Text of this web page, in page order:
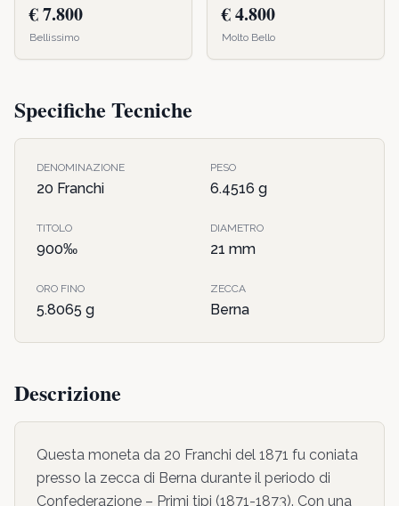
€ 7.800
Bellissimo
€ 4.800
Molto Bello
Specifiche Tecniche
DENOMINAZIONE
20 Franchi
PESO
6.4516 g
TITOLO
900‰
DIAMETRO
21 mm
ORO FINO
5.8065 g
ZECCA
Berna
Descrizione
Questa moneta da 20 Franchi del 1871 fu coniata
presso la zecca di Berna durante il periodo di
Confederazione – Primi tipi (1871-1873). Con una